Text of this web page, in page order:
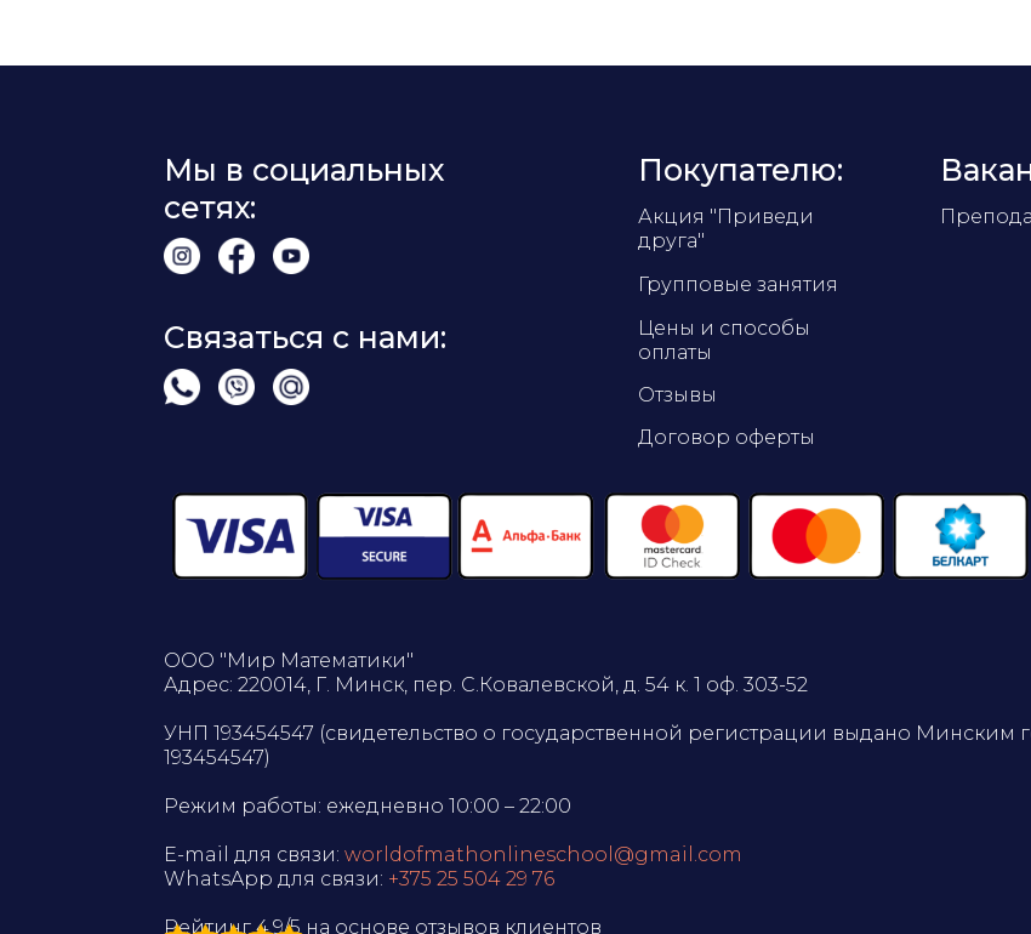
ООО "Мир Математики"
Адрес: 220014, Г. Минск, пер. С.Ковалевской, д. 54 к. 1 оф. 303-52
УНП 193454547 (свидетельство о государственной регистрации выдано Минским
193454547)
Режим работы: ежедневно 10:00 – 22:00
E-mail для связи: worldofmathonlineschool@gmail.com
WhatsApp для связи: +375 25 504 29 76
Рейтинг 4,9/5 на основе отзывов клиентов
Мы в социальных
сетях:
Покупателю:
Групповые занятия
Цены и способы
оплаты
Отзывы
Акция "Приведи
друга"
Связаться с нами:
Договор оферты